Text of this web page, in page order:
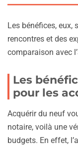
Les bénéfices, eux,
rencontres et des
comparaison avec
Les
pour les
Acquérir du neuf
notaire, voilà une
budgets. En effet,